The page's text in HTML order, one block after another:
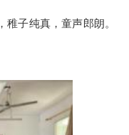
，稚子纯真，童声郎朗。